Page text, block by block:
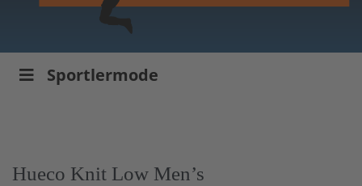
Sportlermode
Hueco Knit Low Men’s